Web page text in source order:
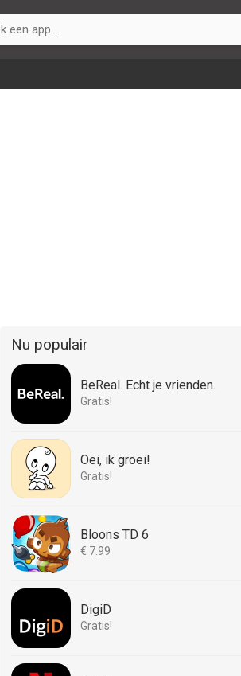
Nu populair
BeReal. Echt je vrienden.
Gratis!
Oei, ik groei!
Gratis!
Bloons TD 6
€ 7.99
DigiD
Gratis!